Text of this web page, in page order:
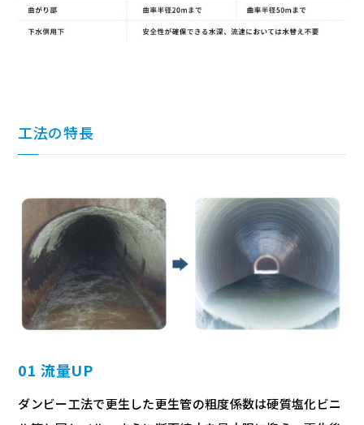
工法の特長
01 流量UP
ダンビー工法で更生した更生管の粗度係数は硬質塩化ビニ